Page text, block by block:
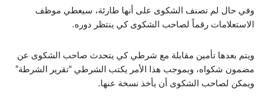
وفي حال لم تصنف الشكوى على أنها طارئة، سيعطي موظف
الاستعلامات رقماً لصاحب الشكوى كي ينتظر دوره.
ويتم بعدها تأمين مقابلة مع شرطي كي يتحدث صاحب الشكوى عن
مضمون شكواه، وبموجب هذا الأمر يكتب الشرطي “تقرير الشرطة”
ويمكن لصاحب الشكوى أن يأخذ نسخة عنها.